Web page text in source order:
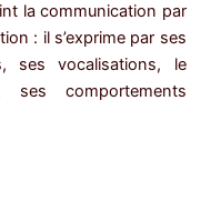
la communication par
: il s’exprime par ses
ses vocalisations, le
ses comportements